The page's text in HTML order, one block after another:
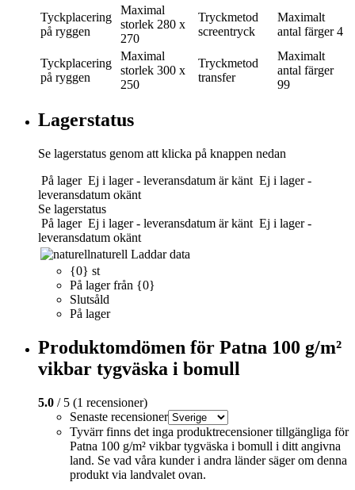
Tyckplacering
på ryggen
Maximal
storlek 280 x
270
Tryckmetod
screentryck
Maximalt
antal färger 4
Tyckplacering
på ryggen
Maximal
storlek 300 x
250
Tryckmetod
transfer
Maximalt
antal färger
99
Lagerstatus
Se lagerstatus genom att klicka på knappen nedan
På lager Ej i lager - leveransdatum är känt Ej i lager -
leveransdatum okänt
Se lagerstatus
På lager Ej i lager - leveransdatum är känt Ej i lager -
leveransdatum okänt
naturell Laddar data
{0} st
På lager från {0}
Slutsåld
På lager
Produktomdömen för Patna 100 g/m²
vikbar tygväska i bomull
5.0 / 5 (1 recensioner)
Senaste recensioner
Tyvärr finns det inga produktrecensioner tillgängliga för
Patna 100 g/m² vikbar tygväska i bomull i ditt angivna
land. Se vad våra kunder i andra länder säger om denna
produkt via landvalet ovan.